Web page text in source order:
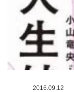
2016.09.12